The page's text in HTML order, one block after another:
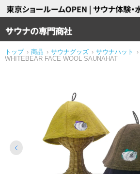
トップ › 商品 › サウナグッズ › サウナハット
›
WHITEBEAR FACE WOOL SAUNAHAT